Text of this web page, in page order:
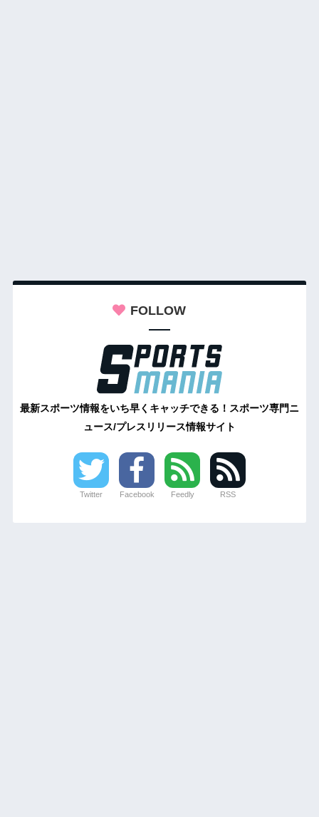
FOLLOW
最新スポーツ情報をいち早くキャッチできる！スポーツ専門ニ
ュース/プレスリリース情報サイト
Twitter Facebook Feedly RSS